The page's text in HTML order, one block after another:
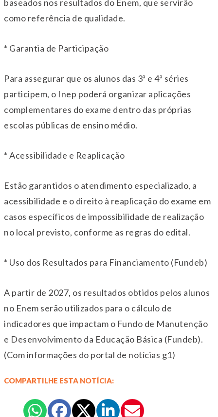
baseados nos resultados do Enem, que servirão
como referência de qualidade.
* Garantia de Participação
Para assegurar que os alunos das 3ª e 4ª séries
participem, o Inep poderá organizar aplicações
complementares do exame dentro das próprias
escolas públicas de ensino médio.
* Acessibilidade e Reaplicação
Estão garantidos o atendimento especializado, a
acessibilidade e o direito à reaplicação do exame em
casos específicos de impossibilidade de realização
no local previsto, conforme as regras do edital.
* Uso dos Resultados para Financiamento (Fundeb)
A partir de 2027, os resultados obtidos pelos alunos
no Enem serão utilizados para o cálculo de
indicadores que impactam o Fundo de Manutenção
e Desenvolvimento da Educação Básica (Fundeb).
(Com informações do portal de notícias g1)
COMPARTILHE ESTA NOTÍCIA: